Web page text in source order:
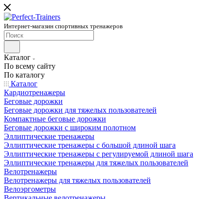
Интернет-магазин спортивных тренажеров
Каталог
По всему сайту
По каталогу
Каталог
Кардиотренажеры
Беговые дорожки
Беговые дорожки для тяжелых пользователей
Компактные беговые дорожки
Беговые дорожки с широким полотном
Эллиптические тренажеры
Эллиптические тренажеры с большой длиной шага
Эллиптические тренажеры с регулируемой длиной шага
Эллиптические тренажеры для тяжелых пользователей
Велотренажеры
Велотренажеры для тяжелых пользователей
Велоэргометры